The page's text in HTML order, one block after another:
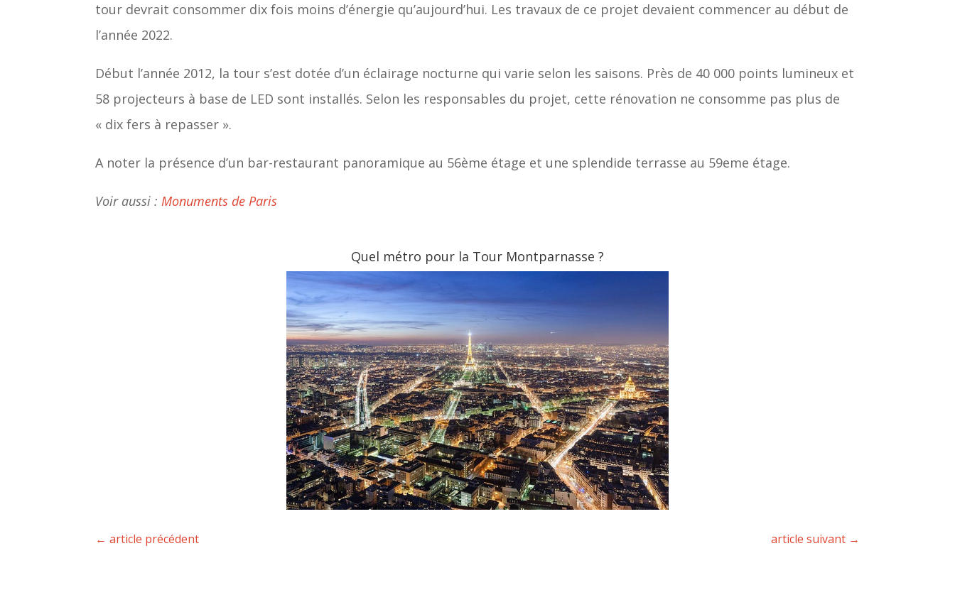
tour devrait consommer dix fois moins d’énergie qu’aujourd’hui. Les travaux de ce projet devaient commencer au début de
l’année 2022.
Début l’année 2012, la tour s’est dotée d’un éclairage nocturne qui varie selon les saisons. Près de 40 000 points lumineux et
58 projecteurs à base de LED sont installés. Selon les responsables du projet, cette rénovation ne consomme pas plus de
« dix fers à repasser ».
A noter la présence d’un bar-restaurant panoramique au 56ème étage et une splendide terrasse au 59eme étage.
Voir aussi :Monuments de Paris
Quel métro pour la Tour Montparnasse ?
←article précédent article suivant→